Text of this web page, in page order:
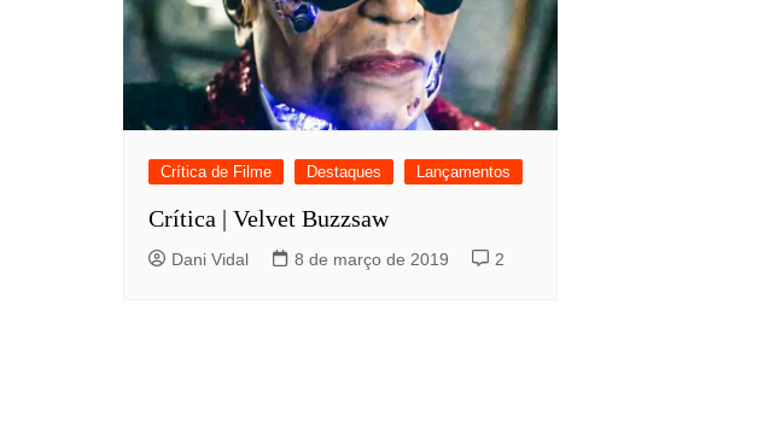
Crítica de Filme Destaques Lançamentos
Crítica | Velvet Buzzsaw
Dani Vidal 8 de março de 2019 2